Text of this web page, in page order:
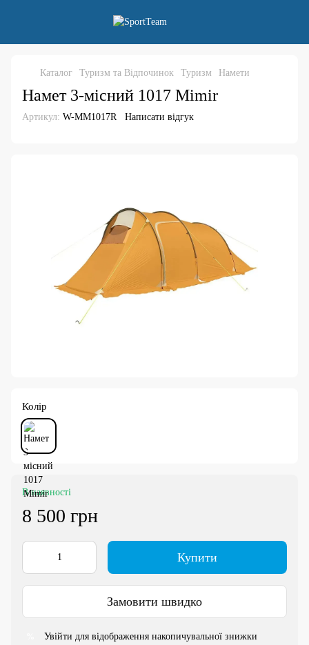
Каталог Туризм та Відпочинок Туризм Намети
Намет 3-місний 1017 Mimir
Артикул: W-MM1017R Написати відгук
Колір
В наявності
8 500 грн
Купити
Замовити швидко
Увійти для відображення накопичувальної знижки